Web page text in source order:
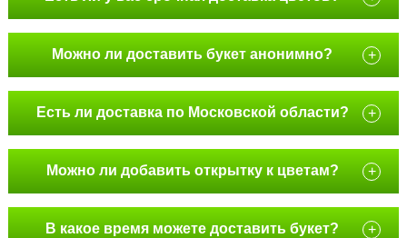
Можно ли доставить букет анонимно? +
Есть ли доставка по Московской области? +
Можно ли добавить открытку к цветам? +
В какое время можете доставить букет? +